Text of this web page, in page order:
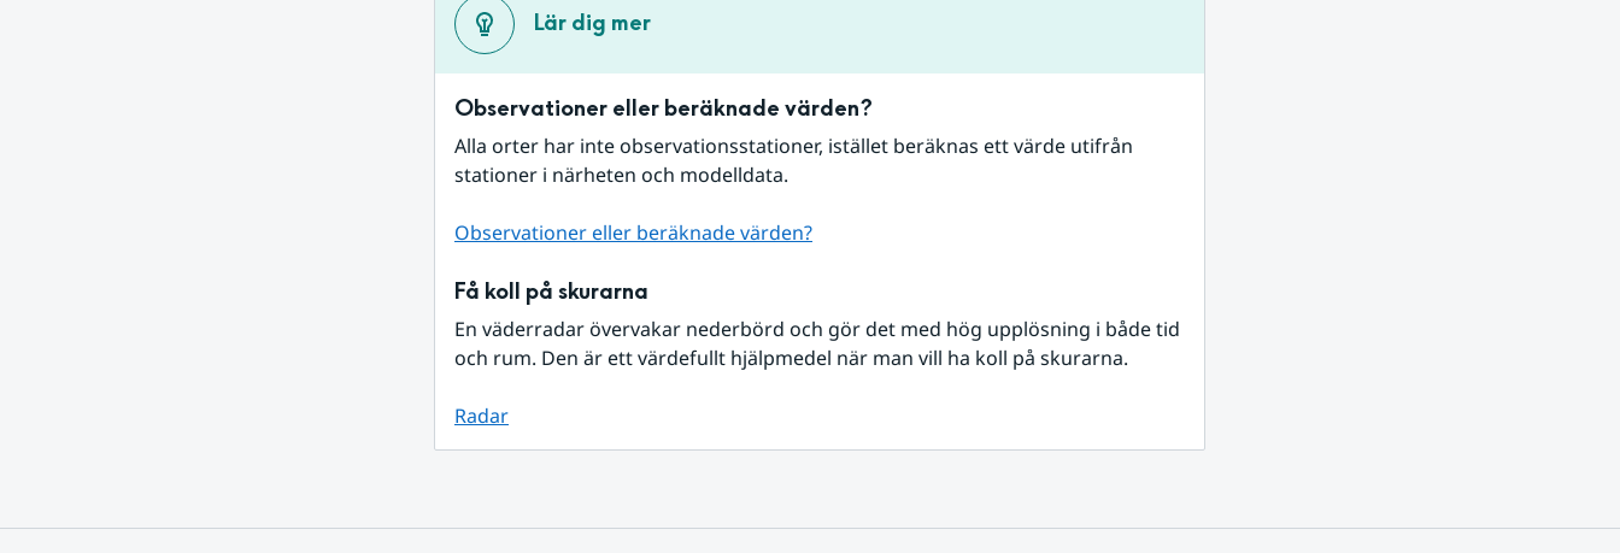
Lär dig mer
Observationer eller beräknade värden?
Alla orter har inte observationsstationer, istället beräknas ett värde utifrån
stationer i närheten och modelldata.
Observationer eller beräknade värden?
Få koll på skurarna
En väderradar övervakar nederbörd och gör det med hög upplösning i både tid
och rum. Den är ett värdefullt hjälpmedel när man vill ha koll på skurarna.
Radar